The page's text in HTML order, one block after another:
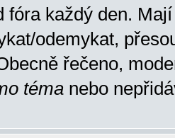
fóra každý den.
odemykat,
řečeno,
téma nebo